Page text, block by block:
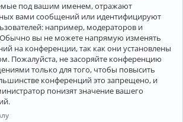
под вашим именем, отражают
вами сообщений или идентифицируют
например, модераторов и
вы не можете напрямую изменять
на конференции, так как они установлены
Пожалуйста, не засоряйте конференцию
только для того, чтобы повысить
конференций это запрещено, и
понизят значение вашего